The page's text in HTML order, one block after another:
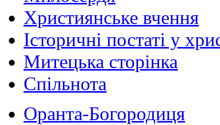
Християнське вчення
Історичні постаті у
Митецька сторінка
Спільнота
Оранта-Богородиця